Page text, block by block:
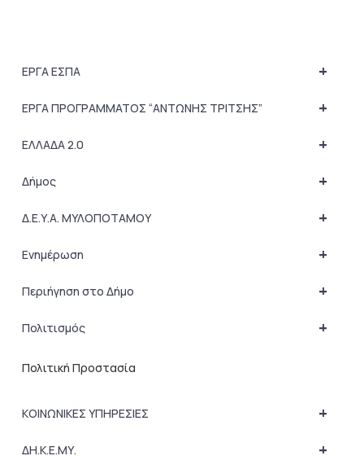
+
ΕΡΓΑ ΕΣΠΑ
+
ΕΡΓΑ ΠΡΟΓΡΑΜΜΑΤΟΣ “ΑΝΤΩΝΗΣ ΤΡΙΤΣΗΣ”
+
ΕΛΛΑΔΑ 2.0
+
Δήμος
+
Δ.Ε.Υ.Α. ΜΥΛΟΠΟΤΑΜΟΥ
+
Ενημέρωση
+
Περιήγηση στο Δήμο
+
Πολιτισμός
Πολιτική Προστασία
+
ΚΟΙΝΩΝΙΚΕΣ ΥΠΗΡΕΣΙΕΣ
+
ΔΗ.Κ.Ε.ΜΥ.